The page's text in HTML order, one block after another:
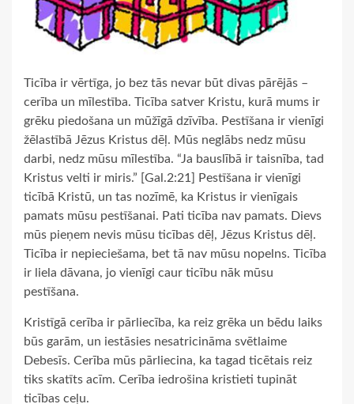
Ticība ir vērtīga, jo bez tās nevar būt divas pārējās –
cerība un mīlestība. Ticība satver Kristu, kurā mums ir
grēku piedošana un mūžīgā dzīvība. Pestīšana ir vienīgi
žēlastībā Jēzus Kristus dēļ. Mūs neglābs nedz mūsu
darbi, nedz mūsu mīlestība. “Ja bauslībā ir taisnība, tad
Kristus velti ir miris.” [Gal.2:21] Pestīšana ir vienīgi
ticībā Kristū, un tas nozīmē, ka Kristus ir vienīgais
pamats mūsu pestīšanai. Pati ticība nav pamats. Dievs
mūs pieņem nevis mūsu ticības dēļ, Jēzus Kristus dēļ.
Ticība ir nepieciešama, bet tā nav mūsu nopelns. Ticība
ir liela dāvana, jo vienīgi caur ticību nāk mūsu
pestīšana.
Kristīgā cerība ir pārliecība, ka reiz grēka un bēdu laiks
būs garām, un iestāsies nesatricināma svētlaime
Debesīs. Cerība mūs pārliecina, ka tagad ticētais reiz
tiks skatīts acīm. Cerība iedrošina kristieti tupināt
ticības ceļu.